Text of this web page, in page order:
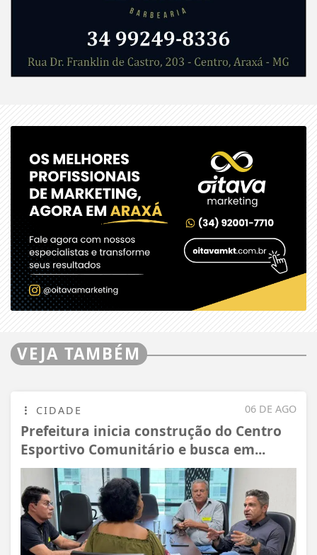
VEJA TAMBÉM
06 DE AGO
CIDADE
Prefeitura inicia construção do Centro
Esportivo Comunitário e busca em...